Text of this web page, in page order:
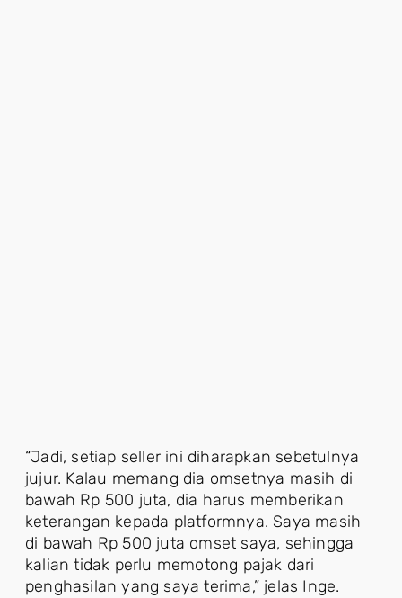
“Jadi, setiap seller ini diharapkan sebetulnya
jujur. Kalau memang dia omsetnya masih di
bawah Rp 500 juta, dia harus memberikan
keterangan kepada platformnya. Saya masih
di bawah Rp 500 juta omset saya, sehingga
kalian tidak perlu memotong pajak dari
penghasilan yang saya terima,” jelas Inge.